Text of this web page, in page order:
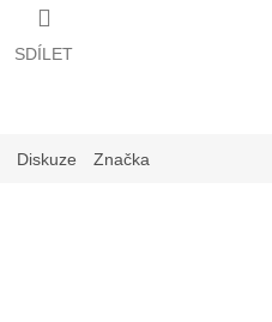
SDÍLET
Diskuze Značka